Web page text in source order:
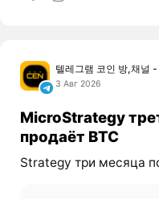
텔레그램 코인 방,채널
3 Авг 2026
MicroStrategy
продаёт BTC
Strategy три месяца